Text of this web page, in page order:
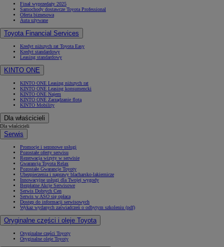
Finał wyprzedaży 2025
Samochody dostawcze Toyota Professional
Oferta biznesowa
Auta używane
Toyota Financial Services
Kredyt niższych rat Toyota Easy
Kredyt standardowy
Leasing standardowy
KINTO ONE
KINTO ONE Leasing niższych rat
KINTO ONE Leasing konsumencki
KINTO ONE Najem
KINTO ONE Zarządzanie flotą
KINTO Mobility
Dla właścicieli
Dla właścicieli
Serwis
Promocje i sezonowe usługi
Pozostałe oferty serwisu
Rezerwacja wizyty w serwisie
Gwarancja Toyota Relax
Pozostałe Gwarancje Toyoty
Ubezpieczenia i naprawy blacharsko-lakiernicze
Innowacyjne usługi dla Twojej wygody
Bezpłatne Akcje Serwisowe
Serwis Dobrych Cen
Serwis w ASO się opłaca
Dostęp do informacji serwisowych
Wykaz wydanych zaświadczeń o odbytym szkoleniu (pdf)
Oryginalne części i oleje Toyota
Oryginalne części Toyoty
Oryginalne oleje Toyoty